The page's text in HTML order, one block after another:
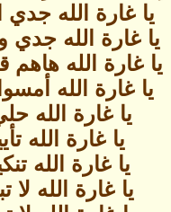
يا غارة الله
يا غارة الله جدي
يا غارة الله هاهم
يا غارة الله
يا غارة الله
يا غارة الله
يا غارة الله
يا غارة الله